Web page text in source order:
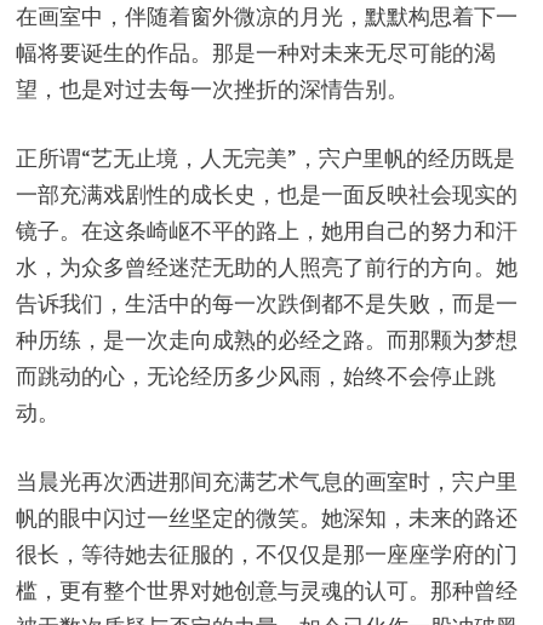
在画室中，伴随着窗外微凉的月光，默默构思着下一
幅将要诞生的作品。那是一种对未来无尽可能的渴
望，也是对过去每一次挫折的深情告别。
正所谓“艺无止境，人无完美”，宍户里帆的经历既是
一部充满戏剧性的成长史，也是一面反映社会现实的
镜子。在这条崎岖不平的路上，她用自己的努力和汗
水，为众多曾经迷茫无助的人照亮了前行的方向。她
告诉我们，生活中的每一次跌倒都不是失败，而是一
种历练，是一次走向成熟的必经之路。而那颗为梦想
而跳动的心，无论经历多少风雨，始终不会停止跳
动。
当晨光再次洒进那间充满艺术气息的画室时，宍户里
帆的眼中闪过一丝坚定的微笑。她深知，未来的路还
很长，等待她去征服的，不仅仅是那一座座学府的门
槛，更有整个世界对她创意与灵魂的认可。那种曾经